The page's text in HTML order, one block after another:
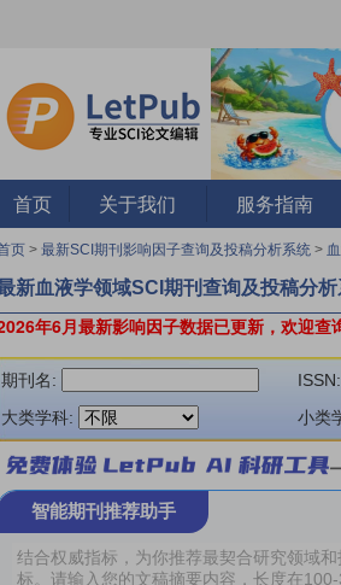
首页 关于我们 服务指南
页 > 最新SCI期刊影响因子查询及投稿分析系统 >
新血液学领域SCI期刊查询及投稿分
年6月最新影响因子数据已更新，欢迎查
期刊名: ISSN:
大类学科:
小类
智能期刊推荐助手